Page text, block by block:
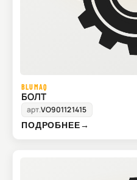
BLUMAQ
БОЛТ
арт.VO901121415
ПОДРОБНЕЕ→